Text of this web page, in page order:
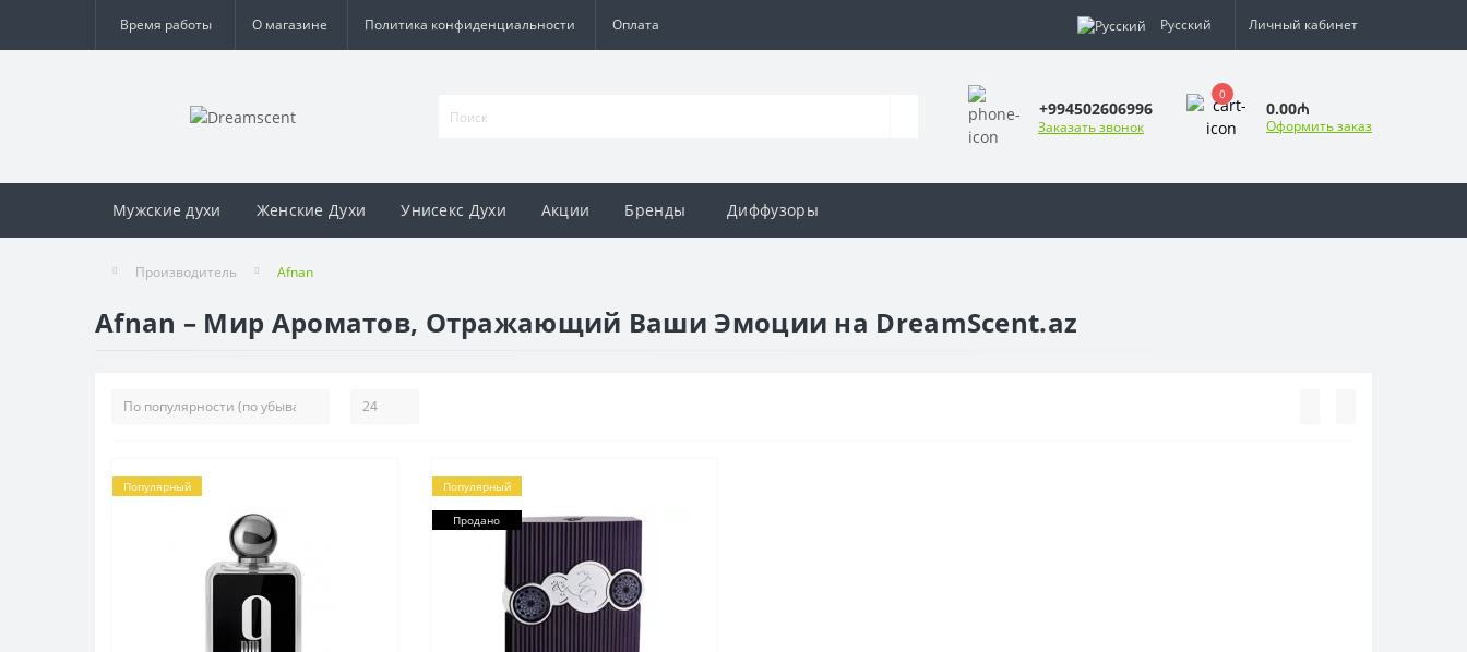
Время работы О магазине Политика конфиденциальности Оплата Русский Личный кабинет
+994502606996
Заказать звонок
0
0.00₼
Оформить заказ
Мужские духи Женские Духи Унисекс Духи Акции Бренды Диффузоры
Производитель Afnan
Afnan – Мир Ароматов, Отражающий Ваши Эмоции на DreamScent.az
Популярный Популярный
Продано